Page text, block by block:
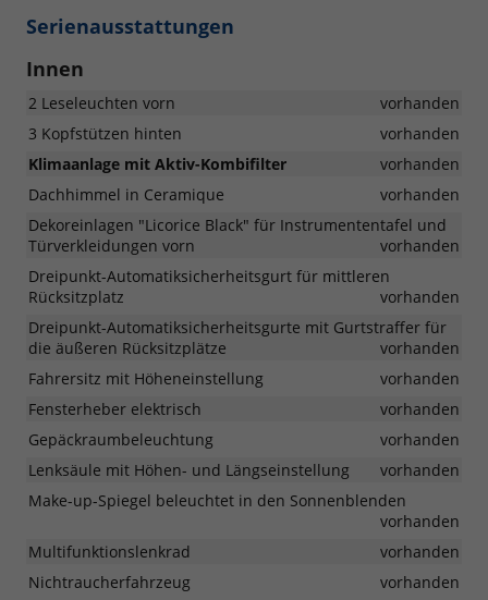
Serienausstattungen
Innen
2 Leseleuchten vorn
vorhanden
3 Kopfstützen hinten
vorhanden
Klimaanlage mit Aktiv-Kombifilter
vorhanden
Dachhimmel in Ceramique
vorhanden
Dekoreinlagen "Licorice Black" für Instrumententafel und
Türverkleidungen vorn
vorhanden
Dreipunkt-Automatiksicherheitsgurt für mittleren
Rücksitzplatz
vorhanden
Dreipunkt-Automatiksicherheitsgurte mit Gurtstraffer für
die äußeren Rücksitzplätze
vorhanden
Fahrersitz mit Höheneinstellung
vorhanden
Fensterheber elektrisch
vorhanden
Gepäckraumbeleuchtung
vorhanden
Lenksäule mit Höhen- und Längseinstellung
vorhanden
Make-up-Spiegel beleuchtet in den Sonnenblenden
vorhanden
Multifunktionslenkrad
vorhanden
Nichtraucherfahrzeug
vorhanden